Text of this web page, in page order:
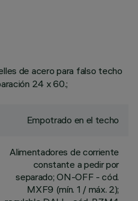
de acero para falso techo
24 x 60.;
Empotrado en el techo
Alimentadores de corriente
constante a pedir por
separado; ON-OFF - cód.
MXF9 (mín. 1 / máx. 2);